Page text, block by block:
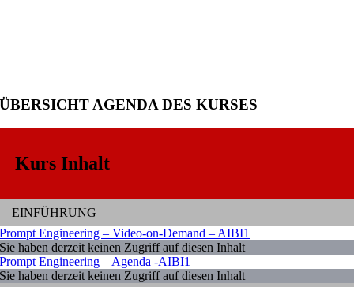
ÜBERSICHT AGENDA DES KURSES
Kurs Inhalt
EINFÜHRUNG
Prompt Engineering – Video-on-Demand – AIBI1
Sie haben derzeit keinen Zugriff auf diesen Inhalt
Prompt Engineering – Agenda -AIBI1
Sie haben derzeit keinen Zugriff auf diesen Inhalt